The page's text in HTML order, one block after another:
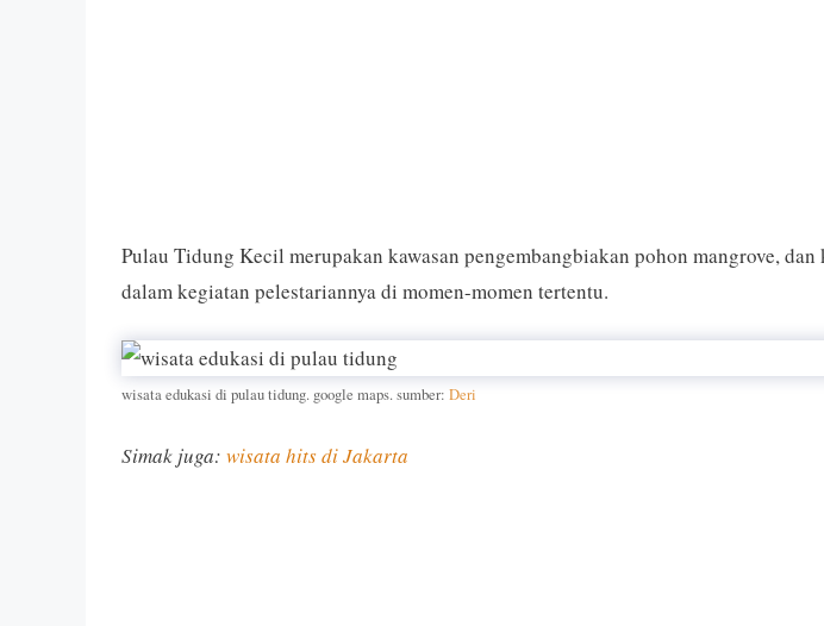
Pulau Tidung Kecil merupakan kawasan pengembangbiakan pohon mangrove,
dalam kegiatan pelestariannya di momen-momen tertentu.
wisata edukasi di pulau tidung. google maps. sumber: Deri
Simak juga: wisata hits di Jakarta